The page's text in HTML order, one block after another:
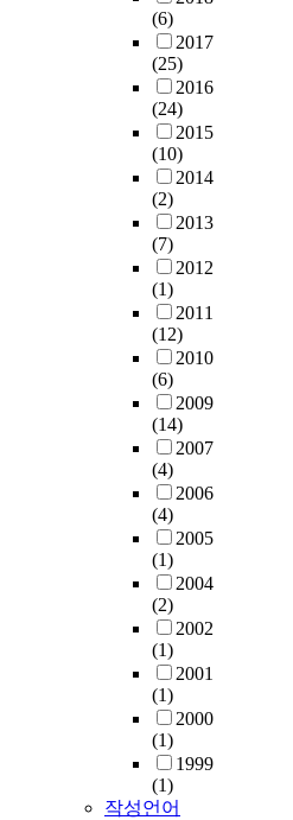
(6)
2017
(25)
2016
(24)
2015
(10)
2014
(2)
2013
(7)
2012
(1)
2011
(12)
2010
(6)
2009
(14)
2007
(4)
2006
(4)
2005
(1)
2004
(2)
2002
(1)
2001
(1)
2000
(1)
1999
(1)
작성언어